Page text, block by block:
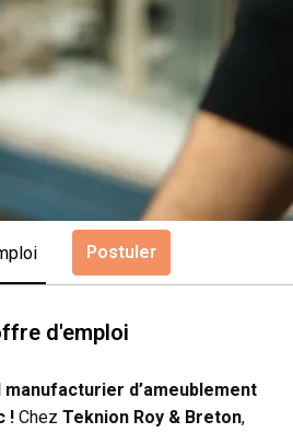
Postuler
d'emploi
d’ameublement
! Chez Teknion Roy & Breton,